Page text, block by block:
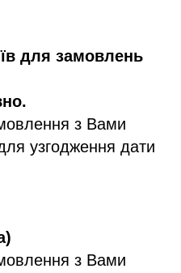
для замовлень
з Вами
узгодження дати
з Вами